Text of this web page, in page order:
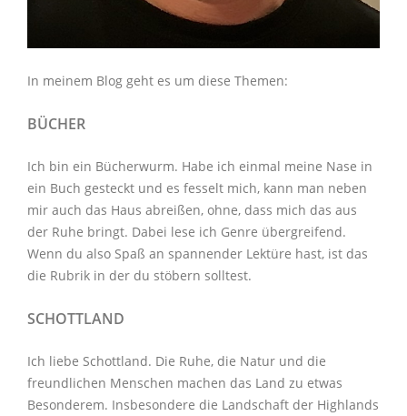
In meinem Blog geht es um diese Themen:
BÜCHER
Ich bin ein Bücherwurm. Habe ich einmal meine Nase in
ein Buch gesteckt und es fesselt mich, kann man neben
mir auch das Haus abreißen, ohne, dass mich das aus
der Ruhe bringt. Dabei lese ich Genre übergreifend.
Wenn du also Spaß an spannender Lektüre hast, ist das
die Rubrik in der du stöbern solltest.
SCHOTTLAND
Ich liebe Schottland. Die Ruhe, die Natur und die
freundlichen Menschen machen das Land zu etwas
Besonderem. Insbesondere die Landschaft der Highlands